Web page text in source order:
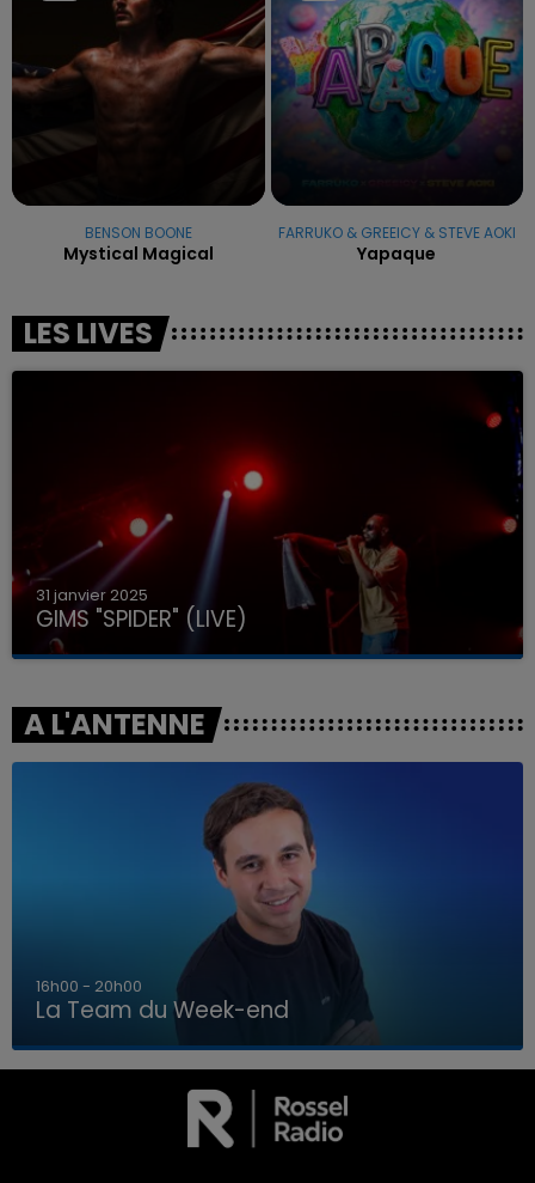
LA TEAM DU WEEK-END
BENSON BOONE
Mystical Magical
FARRUKO & GREEICY & STEVE AOKI
Yapaque
LES LIVES
31 janvier 2025
GIMS "SPIDER" (LIVE)
A L'ANTENNE
7h00 - 12h00
La Team du Week-end